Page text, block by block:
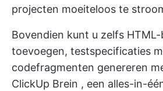
projecten moeiteloos te
Bovendien kunt u zelfs
toevoegen, testspecificaties
codefragmenten genereren
ClickUp Brein , een alles-in-